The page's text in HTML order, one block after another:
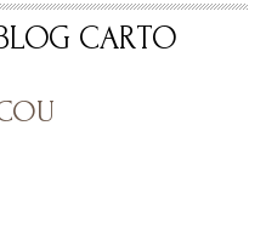
CARTO